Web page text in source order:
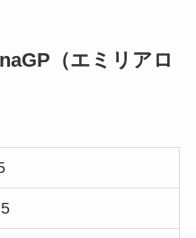
（エミリアロ